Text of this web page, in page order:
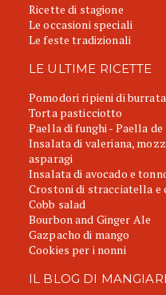
Ricette di stagione
Le occasioni speciali
Le feste tradizionali
LE ULTIME RICETTE
Pomodori ripieni di burrata
Torta pasticciotto
Paella di funghi - Paella de
Insalata di valeriana,
asparagi
Insalata di avocado e
Crostoni di stracciatella e
Cobb salad
Bourbon and Ginger Ale
Gazpacho di mango
Cookies per i nonni
IL BLOG DI